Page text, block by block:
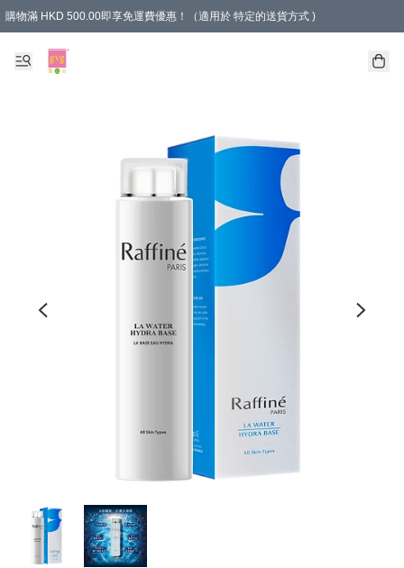
購物滿 HKD 500.00即享免運費優惠！（適用於 特定的送貨方式 )